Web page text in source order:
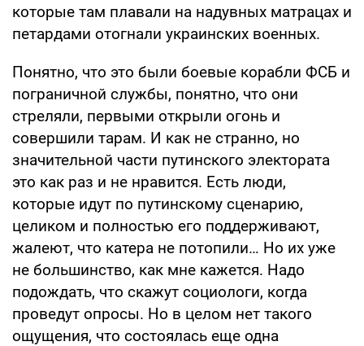
которые там плавали на надувных матрацах и
петардами отогнали украинских военных.
Понятно, что это были боевые корабли ФСБ и
пограничной службы, понятно, что они
стреляли, первыми открыли огонь и
совершили тарам. И как не странно, но
значительной части путинского электората
это как раз и не нравится. Есть люди,
которые идут по путинскому сценарию,
целиком и полностью его поддерживают,
жалеют, что катера не потопили… Но их уже
не большинство, как мне кажется. Надо
подождать, что скажут социологи, когда
проведут опросы. Но в целом нет такого
ощущения, что состоялась еще одна